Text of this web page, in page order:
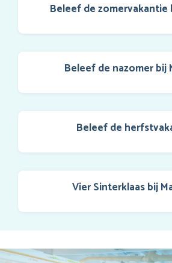
Beleef de zomervakantie
Beleef de nazomer bij
Beleef de
Vier Sinterklaas bij